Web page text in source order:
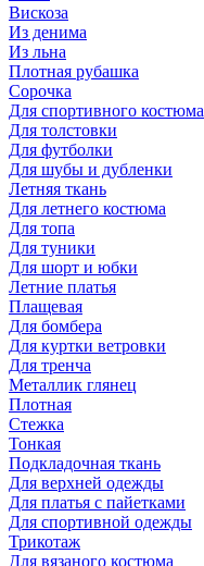
Вискоза
Из денима
Из льна
Плотная рубашка
Сорочка
Для спортивного костюма
Для толстовки
Для футболки
Для шубы и дубленки
Летняя ткань
Для летнего костюма
Для топа
Для туники
Для шорт и юбки
Летние платья
Плащевая
Для бомбера
Для куртки ветровки
Для тренча
Металлик глянец
Плотная
Стежка
Тонкая
Подкладочная ткань
Для верхней одежды
Для платья с пайетками
Для спортивной одежды
Трикотаж
Для вязаного костюма